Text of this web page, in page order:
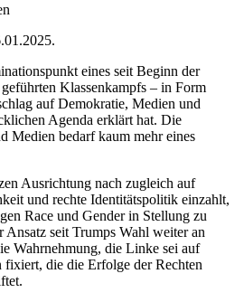
eines seit Beginn der
Klassenkampfs – in Form
auf Demokratie, Medien und
Agenda erklärt hat. Die
Medien bedarf kaum mehr eines
Ausrichtung nach zugleich auf
und rechte Identitätspolitik einzahlt,
Race und Gender in Stellung zu
Ansatz seit Trumps Wahl weiter an
Wahrnehmung, die Linke sei auf
fixiert, die die Erfolge der Rechten